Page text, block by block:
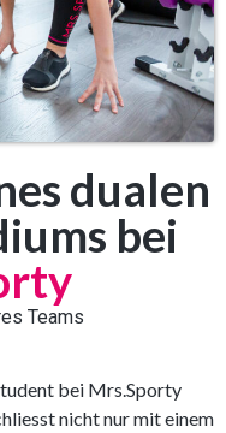
dualen
bei
Teams
bei Mrs.Sporty
nicht nur mit einem